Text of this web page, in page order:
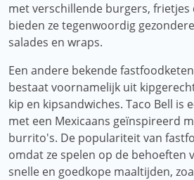
met verschillende burgers, frietjes
bieden ze tegenwoordig
salades en wraps.
Een andere bekende
bestaat voornamelijk uit
kip en kipsandwiches. Taco Bell is
met een Mexicaans geïnspireerd
burrito's. De populariteit van
omdat ze spelen op de behoeften
snelle en goedkope maaltijden,